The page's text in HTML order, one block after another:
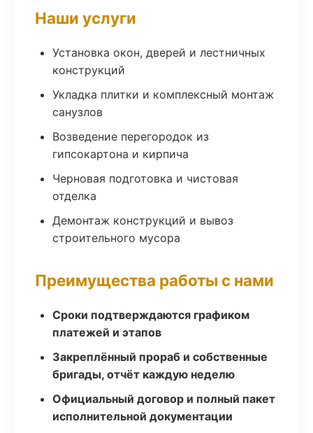
Наши услуги
Установка окон, дверей и лестничных
конструкций
Укладка плитки и комплексный монтаж
санузлов
Возведение перегородок из
гипсокартона и кирпича
Черновая подготовка и чистовая
отделка
Демонтаж конструкций и вывоз
строительного мусора
Преимущества работы с нами
Сроки подтверждаются графиком
платежей и этапов
Закреплённый прораб и собственные
бригады, отчёт каждую неделю
Официальный договор и полный пакет
исполнительной документации